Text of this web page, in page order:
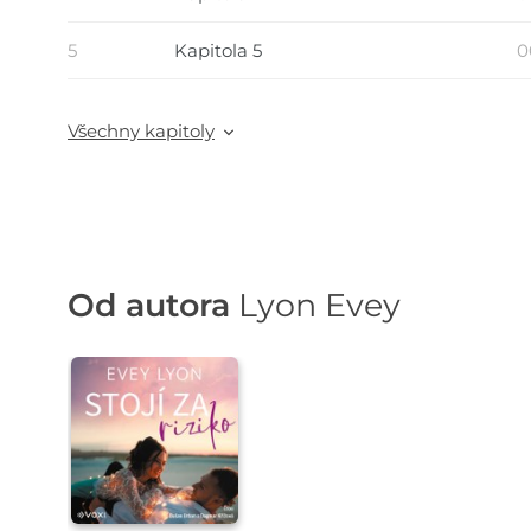
5 Kapitola 5
Všechny kapitoly
Od autora Lyon Evey